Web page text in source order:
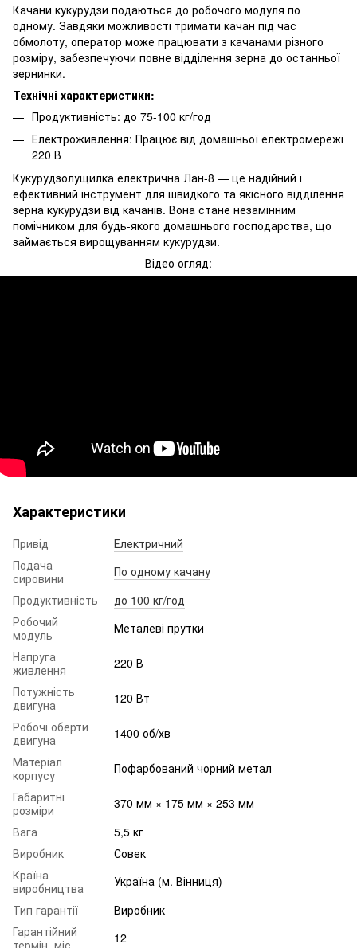
Качани кукурудзи подаються до робочого модуля по
одному. Завдяки можливості тримати качан під час
обмолоту, оператор може працювати з качанами різного
розміру, забезпечуючи повне відділення зерна до останньої
зернинки.
Технічні характеристики:
Продуктивність: до 75-100 кг/год
Електроживлення: Працює від домашньої електромережі
220 В
Кукурудзолущилка електрична Лан-8 — це надійний і
ефективний інструмент для швидкого та якісного відділення
зерна кукурудзи від качанів. Вона стане незамінним
помічником для будь-якого домашнього господарства, що
займається вирощуванням кукурудзи.
Відео огляд:
Характеристики
Привід
Електричний
Подача
сировини
По одному качану
Продуктивність
до 100 кг/год
Робочий
модуль
Металеві прутки
Напруга
живлення
220 В
Потужність
двигуна
120 Вт
Робочі оберти
двигуна
1400 об/хв
Матеріал
корпусу
Пофарбований чорний метал
Габаритні
розміри
370 мм × 175 мм × 253 мм
Вага
5,5 кг
Виробник
Совек
Країна
виробництва
Україна (м. Вінниця)
Тип гарантії
Виробник
Гарантійний
термін, міс.
12